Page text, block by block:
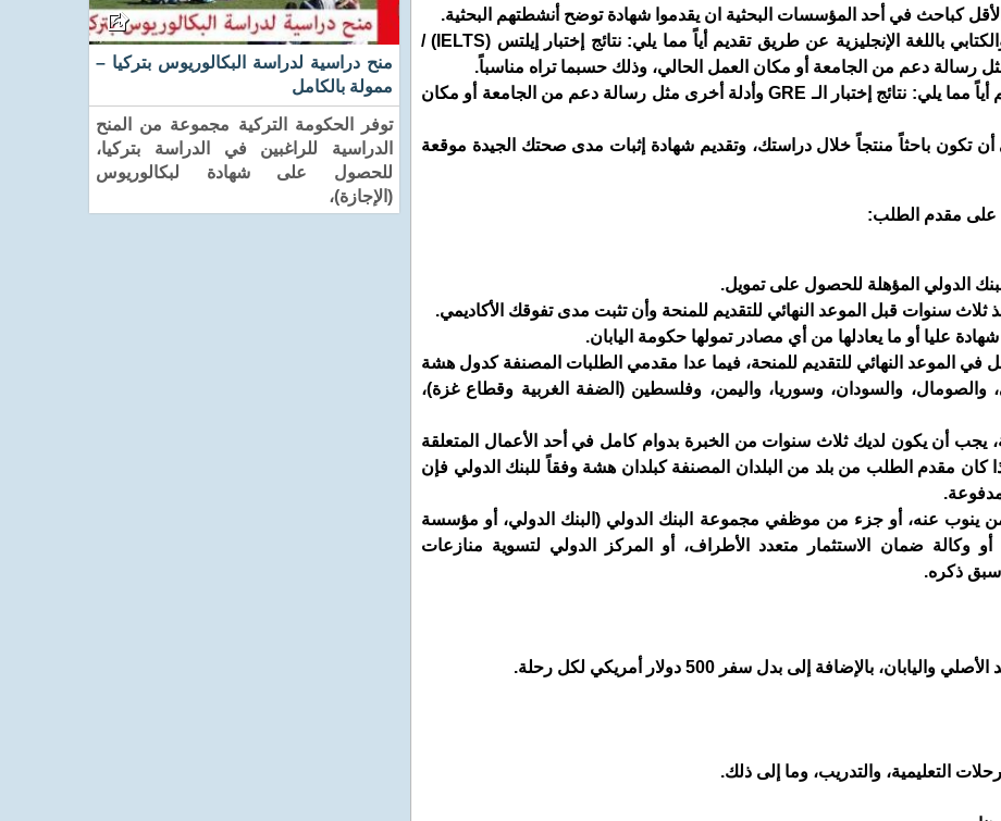
إثبات الكفاءة في مهارات التواصل الشفوي والكتابي باللغة الإنجليزية عن طريق تقديم أياً مما يلي: نتائج إختبار إيلتس (IELTS) /
إظهار مهاراتك اللفظية والكمية من خلال تقديم أياً مما يلي: نتائج إختبار الـ GRE وأدلة أخرى مثل رسالة دعم من الجامعة أو مكان
تكون باحثاً منتجاً خلال دراستك، وتقديم شهادة إثبات مدى صحتك الجيدة موقعة
الدولي المؤهلة للحصول على تمويل.
سنوات قبل الموعد النهائي للتقديم للمنحة وأن تثبت مدى تفوقك الأكاديمي.
عليا أو ما يعادلها من أي مصادر تمولها حكومة اليابان.
الموعد النهائي للتقديم للمنحة، فيما عدا مقدمي الطلبات المصنفة كدول هشة
والصومال، والسودان، وسوريا، واليمن، وفلسطين (الضفة الغربية وقطاع غزة)،
يجب أن يكون لديك ثلاث سنوات من الخبرة بدوام كامل في أحد الأعمال المتعلقة
إذا كان مقدم الطلب من بلد من البلدان المصنفة كبلدان هشة وفقاً للبنك الدولي فإن
مدفوعة.
من ينوب عنه، أو جزء من موظفي مجموعة البنك الدولي (البنك الدولي، أو مؤسسة
أو وكالة ضمان الاستثمار متعدد الأطراف، أو المركز الدولي لتسوية منازعات
سبق ذكره.
بالإضافة إلى بدل سفر 500 دولار أمريكي لكل رحلة.
التعليمية، والتدريب، وما إلى ذلك.
منح دراسية لدراسة البكالوريوس بتركيا –
ممولة بالكامل
توفر الحكومة التركية مجموعة من المنح
الدراسية للراغبين في الدراسة بتركيا،
للحصول على شهادة لبكالوريوس
(الإجازة)،